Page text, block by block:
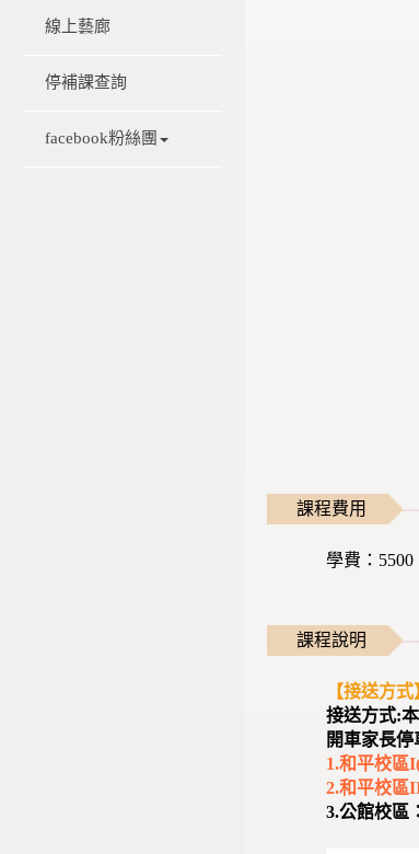
線上藝廊
停補課查詢
facebook粉絲團
課程費用
學費：5500
課程說明
【接送方式
接送方式:
開車家長
1.和平校區
2.和平校區
3.公館校區